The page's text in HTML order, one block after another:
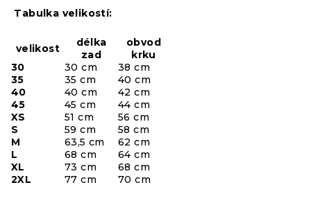
Tabulka velikostí:
velikost
délka
zad
obvod
krku
30
30 cm
38 cm
35
35 cm
40 cm
40
40 cm
42 cm
45
45 cm
44 cm
XS
51 cm
56 cm
S
59 cm
58 cm
M
63,5 cm
62 cm
L
68 cm
64 cm
XL
73 cm
68 cm
2XL
77 cm 70 cm